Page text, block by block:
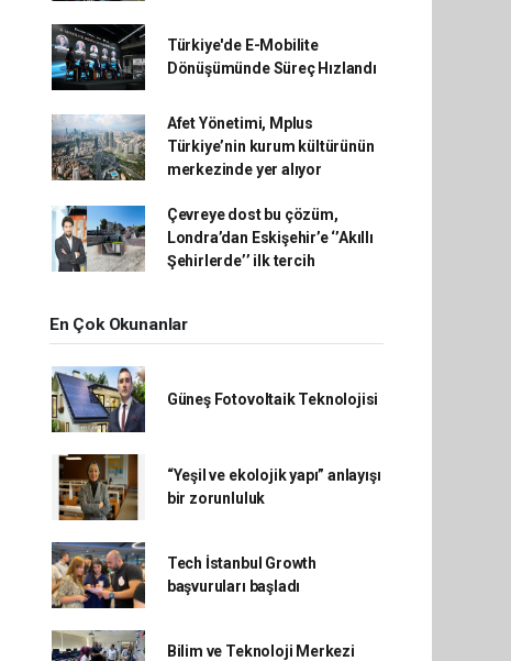
Türkiye'de E-Mobilite
Dönüşümünde Süreç Hızlandı
Afet Yönetimi, Mplus
Türkiye’nin kurum kültürünün
merkezinde yer alıyor
Çevreye dost bu çözüm,
Londra’dan Eskişehir’e ‘’Akıllı
Şehirlerde’’ ilk tercih
En Çok Okunanlar
Güneş Fotovoltaik Teknolojisi
“Yeşil ve ekolojik yapı” anlayışı
bir zorunluluk
Tech İstanbul Growth
başvuruları başladı
Bilim ve Teknoloji Merkezi